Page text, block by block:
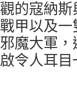
觀的寇納
戰甲以及
邪魔大軍
啟令人耳